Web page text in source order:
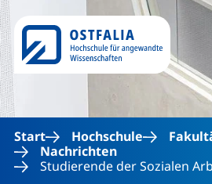
Start Hochschule
Nachrichten
Studierende der Sozialen